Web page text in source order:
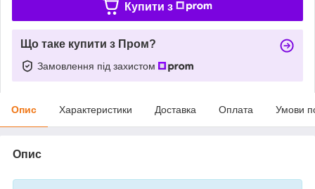
Купити з
Що таке купити з Пром?
Замовлення під захистом
Опис Характеристики Доставка Оплата Умови
Опис